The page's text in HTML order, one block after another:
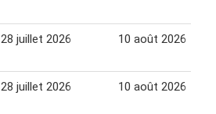
28 juillet 2026 10 août 2026
28 juillet 2026 10 août 2026